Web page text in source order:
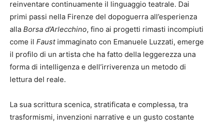
reinventare continuamente il linguaggio teatrale. Dai
primi passi nella Firenze del dopoguerra all’esperienza
alla Borsa d’Arlecchino, fino ai progetti rimasti incompiuti
come il Faust immaginato con Emanuele Luzzati, emerge
il profilo di un artista che ha fatto della leggerezza una
forma di intelligenza e dell’irriverenza un metodo di
lettura del reale.
La sua scrittura scenica, stratificata e complessa, tra
trasformismi, invenzioni narrative e un gusto costante